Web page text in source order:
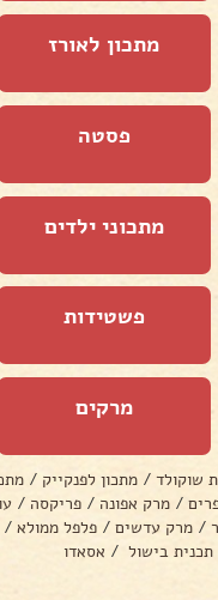
מתכון לאורז
פסטה
מתכוני ילדים
פשטידות
מרקים
שוקולד / מתכון לפנקייק /
/ מרק אפונה / פריקסה /
/ מרק עדשים / פלפל ממולא /
תכנית בישול / אסאדו